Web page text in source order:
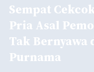
Sempat
Pria Asal
Tak Bernyawa
Purnama